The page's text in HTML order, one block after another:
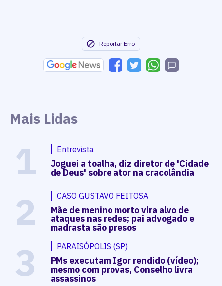
Reportar Erro
Mais Lidas
1 Entrevista
Joguei a toalha, diz diretor de 'Cidade
de Deus' sobre ator na cracolândia
2 CASO GUSTAVO FEITOSA
Mãe de menino morto vira alvo de
ataques nas redes; pai advogado e
madrasta são presos
3 PARAISÓPOLIS (SP)
PMs executam Igor rendido (vídeo);
mesmo com provas, Conselho livra
assassinos